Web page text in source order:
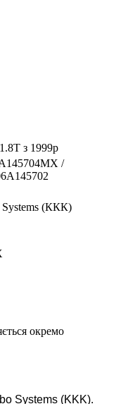
з 1999р
/
Systems (ККК)
окремо
Systems (KKK).